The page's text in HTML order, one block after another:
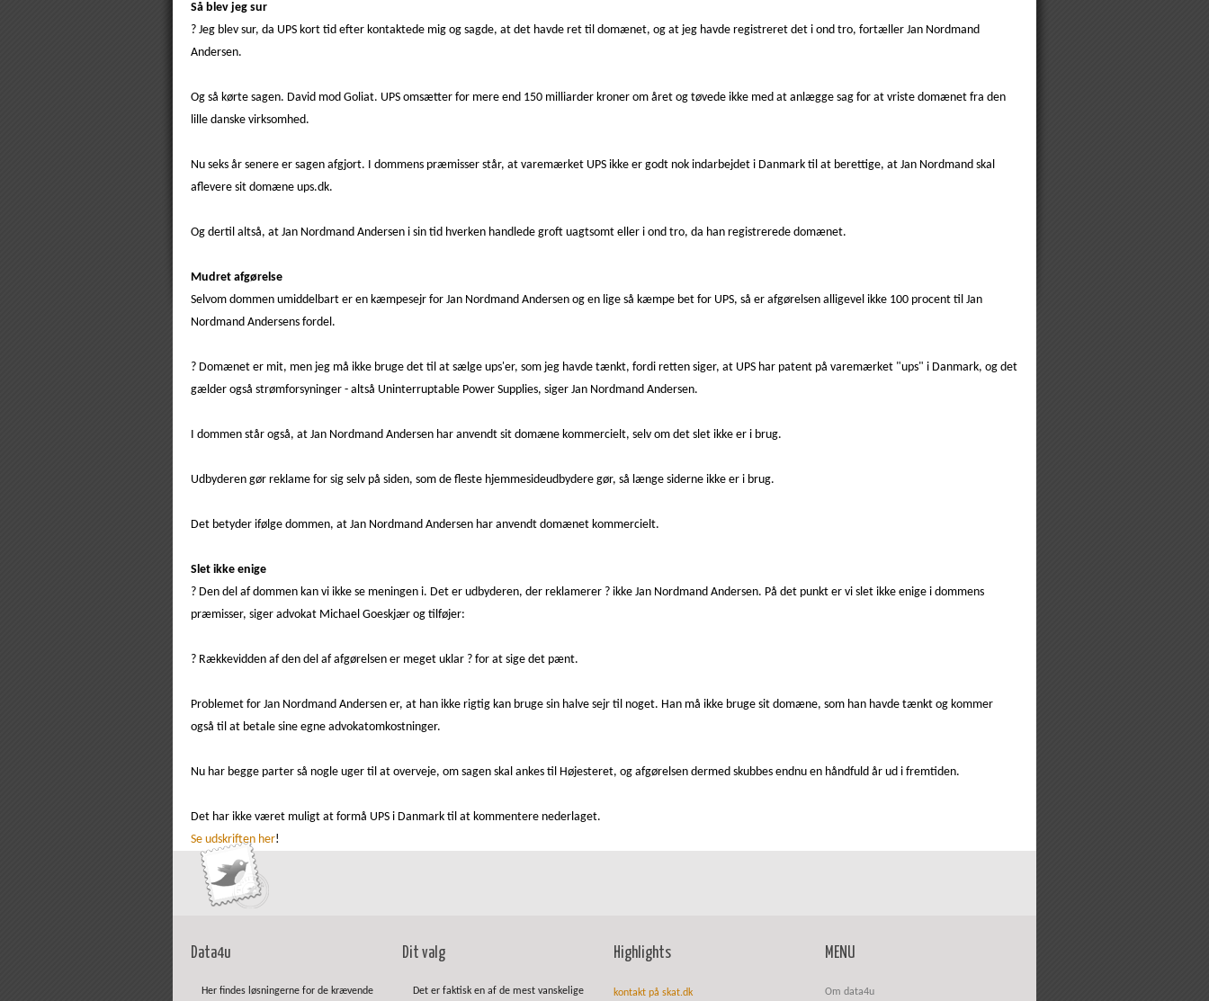
Så blev jeg sur
? Jeg blev sur, da UPS kort tid efter kontaktede mig og sagde, at det havde ret til domænet, og at jeg havde registreret det i ond tro, fortæller Jan Nordmand
Andersen.
Og så kørte sagen. David mod Goliat. UPS omsætter for mere end 150 milliarder kroner om året og tøvede ikke med at anlægge sag for at vriste domænet fra den
lille danske virksomhed.
Nu seks år senere er sagen afgjort. I dommens præmisser står, at varemærket UPS ikke er godt nok indarbejdet i Danmark til at berettige, at Jan Nordmand skal
aflevere sit domæne ups.dk.
Og dertil altså, at Jan Nordmand Andersen i sin tid hverken handlede groft uagtsomt eller i ond tro, da han registrerede domænet.
Mudret afgørelse
Selvom dommen umiddelbart er en kæmpesejr for Jan Nordmand Andersen og en lige så kæmpe bet for UPS, så er afgørelsen alligevel ikke 100 procent til Jan
Nordmand Andersens fordel.
? Domænet er mit, men jeg må ikke bruge det til at sælge ups'er, som jeg havde tænkt, fordi retten siger, at UPS har patent på varemærket "ups" i Danmark, og det
gælder også strømforsyninger - altså Uninterruptable Power Supplies, siger Jan Nordmand Andersen.
I dommen står også, at Jan Nordmand Andersen har anvendt sit domæne kommercielt, selv om det slet ikke er i brug.
Udbyderen gør reklame for sig selv på siden, som de fleste hjemmesideudbydere gør, så længe siderne ikke er i brug.
Det betyder ifølge dommen, at Jan Nordmand Andersen har anvendt domænet kommercielt.
Slet ikke enige
? Den del af dommen kan vi ikke se meningen i. Det er udbyderen, der reklamerer ? ikke Jan Nordmand Andersen. På det punkt er vi slet ikke enige i dommens
præmisser, siger advokat Michael Goeskjær og tilføjer:
? Rækkevidden af den del af afgørelsen er meget uklar ? for at sige det pænt.
Problemet for Jan Nordmand Andersen er, at han ikke rigtig kan bruge sin halve sejr til noget. Han må ikke bruge sit domæne, som han havde tænkt og kommer
også til at betale sine egne advokatomkostninger.
Nu har begge parter så nogle uger til at overveje, om sagen skal ankes til Højesteret, og afgørelsen dermed skubbes endnu en håndfuld år ud i fremtiden.
Det har ikke været muligt at formå UPS i Danmark til at kommentere nederlaget.
Se udskriften her!
Data4u
Her findes løsningerne for de krævende
Dit valg
Det er faktisk en af de mest vanskelige
Highlights
kontakt på skat.dk
MENU
Om data4u